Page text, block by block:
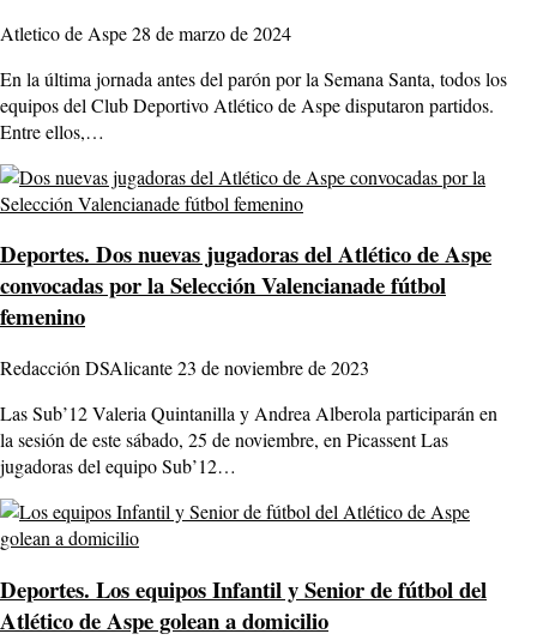
Atletico de Aspe28 de marzo de 2024
En la última jornada antes del parón por la Semana Santa, todos los
equipos del Club Deportivo Atlético de Aspe disputaron partidos.
Entre ellos,…
Deportes. Dos nuevas jugadoras del Atlético de Aspe
convocadas por la Selección Valencianade fútbol
femenino
Redacción DSAlicante23 de noviembre de 2023
Las Sub’12 Valeria Quintanilla y Andrea Alberola participarán en
la sesión de este sábado, 25 de noviembre, en Picassent Las
jugadoras del equipo Sub’12…
Deportes. Los equipos Infantil y Senior de fútbol del
Atlético de Aspe golean a domicilio